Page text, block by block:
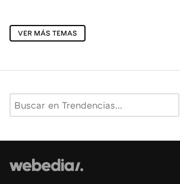
VER MÁS TEMAS